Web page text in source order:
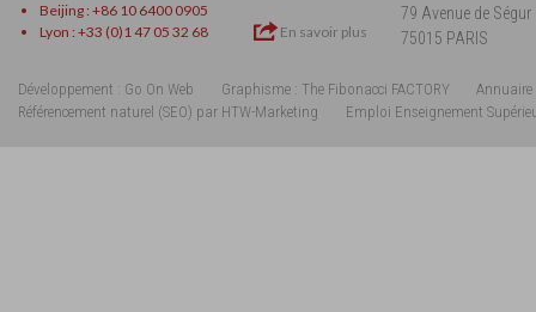
Beijing : +86 10 6400 0905
Lyon : +33 (0)1 47 05 32 68
En savoir plus
79 Avenue de Ségur
75015 PARIS
Développement : Go On Web Graphisme : The Fibonacci FACTORY
Annuaire
Référencement naturel (SEO) par HTW-Marketing
Emploi Enseignement